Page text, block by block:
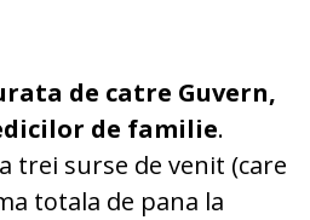
de catre Guvern,
de familie.
trei surse de venit (care
totala de pana la